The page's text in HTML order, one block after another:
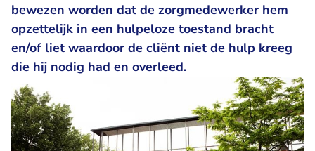
bewezen worden dat de zorgmedewerker hem
opzettelijk in een hulpeloze toestand bracht
en/of liet waardoor de cliënt niet de hulp kreeg
die hij nodig had en overleed.